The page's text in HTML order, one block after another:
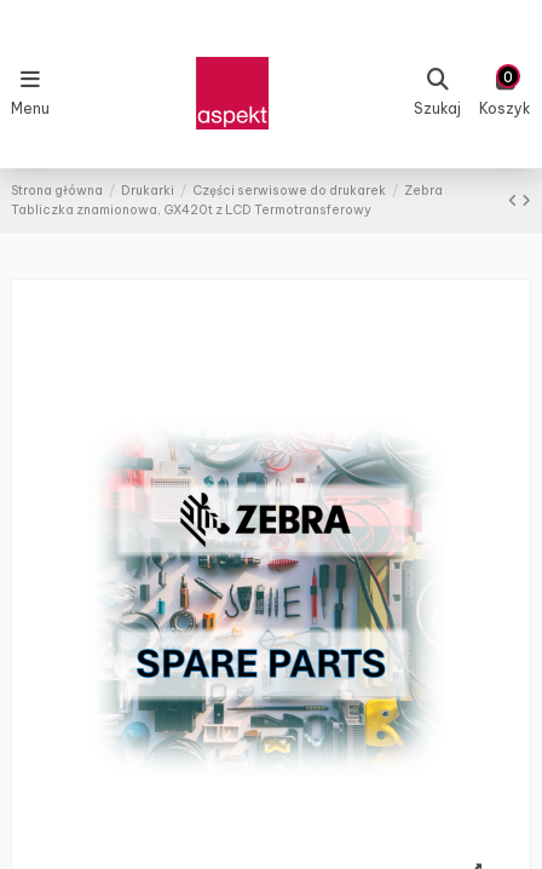
Menu Szukaj
0
Koszyk
Strona główna Drukarki Części serwisowe do drukarek
Zebra
Tabliczka znamionowa, GX420t z LCD Termotransferowy